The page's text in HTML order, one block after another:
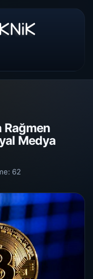
Rağmen
Medya
62